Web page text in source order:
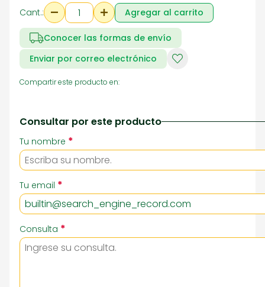
Cant.: Agregar al carrito
Conocer las formas de envío
Enviar por correo electrónico
Compartir este producto en:
Consultar por este producto
Tu nombre *
Tu email *
Consulta *